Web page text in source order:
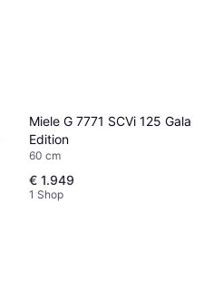
Miele G 7771 SCVi 125 Gala
Edition
60 cm
€ 1.949
1 Shop